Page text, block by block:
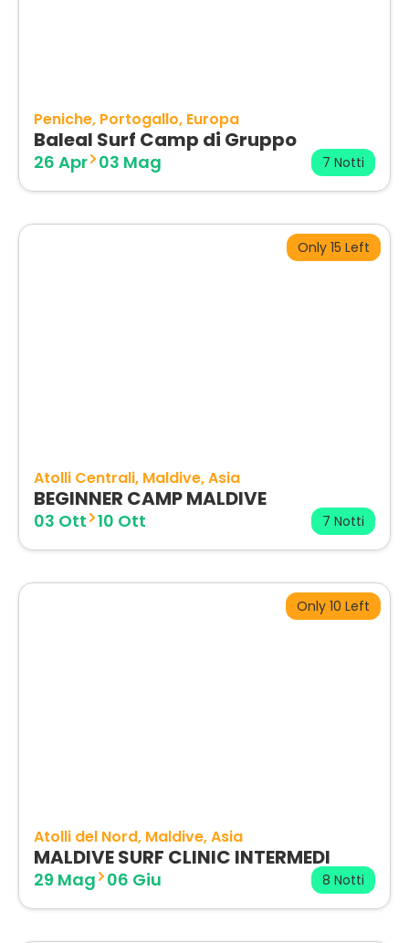
Peniche Portogallo Europa
Baleal Surf Camp di Gruppo
26 Apr 03 Mag 7 Notti
Only 15 Left
Atolli Centrali Maldive Asia
BEGINNER CAMP MALDIVE
03 Ott 10 Ott 7 Notti
Only 10 Left
Atolli del Nord Maldive Asia
MALDIVE SURF CLINIC INTERMEDI
29 Mag 06 Giu 8 Notti